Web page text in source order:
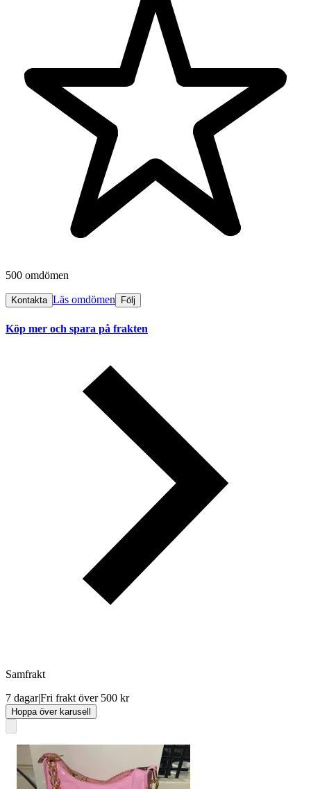
500 omdömen
Kontakta Läs omdömen Följ
Köp mer och spara på frakten
Samfrakt
7 dagar|Fri frakt över 500 kr
Hoppa över karusell